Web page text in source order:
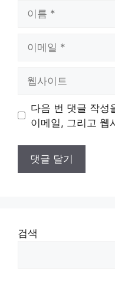
트
다음 번 댓글 작성
이메일, 그리고 웹
검색